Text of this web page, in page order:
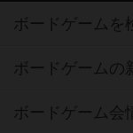
ボードゲームを
ボードゲームの
ボードゲーム会